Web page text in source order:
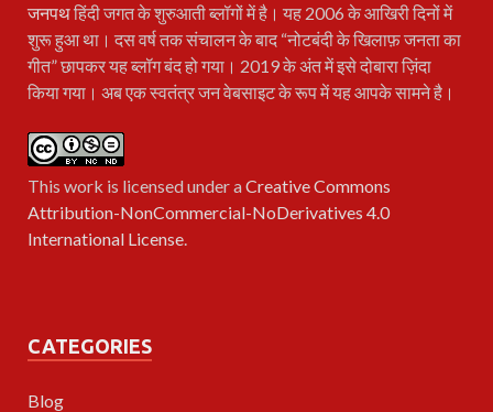
जनपथहिंदी जगत के शुरुआती ब्लॉगों में है। यह 2006 के आखिरी दिनों में
शुरू हुआ था। दस वर्ष तक संचालन के बाद “नोटबंदी के खिलाफ़ जनता का
गीत” छापकर यह ब्लॉग बंद हो गया। 2019 के अंत में इसे दोबारा ज़िंदा
किया गया। अब एक स्वतंत्र जन वेबसाइट के रूप में यह आपके सामने है।
This work is licensed under aCreative Commons
Attribution-NonCommercial-NoDerivatives 4.0
International License.
CATEGORIES
Blog